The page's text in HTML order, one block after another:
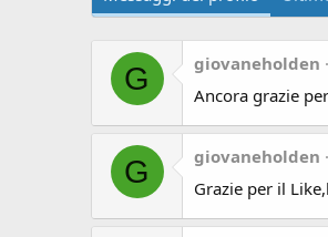
G giovaneholden
Ancora grazie
G giovaneholden
Grazie per il